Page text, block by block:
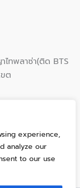
experience,
analyze our
to our use
ทพลาซ่า(ติด BTS
ต